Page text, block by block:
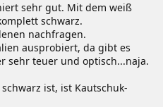
sehr gut. Mit dem weiß
schwarz.
nachfragen.
ausprobiert, da gibt es
sehr teuer und optisch...naja.
ist, ist Kautschuk-